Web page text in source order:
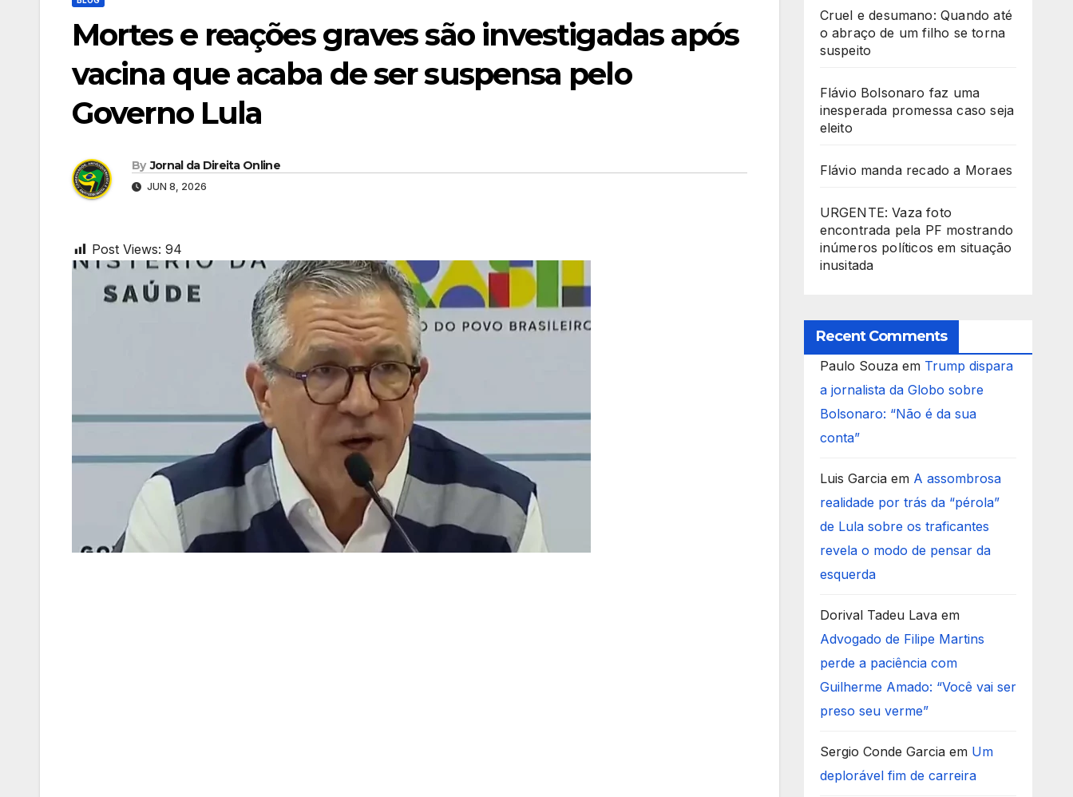
Mortes e reações graves são investigadas após
vacina que acaba de ser suspensa pelo
Governo Lula
By Jornal da Direita Online
JUN 8, 2026
Post Views: 94
Cruel e desumano: Quando até
o abraço de um filho se torna
suspeito
Flávio Bolsonaro faz uma
inesperada promessa caso seja
eleito
Flávio manda recado a Moraes
URGENTE: Vaza foto
encontrada pela PF mostrando
inúmeros políticos em situação
inusitada
Recent Comments
Paulo Souzaem Trump dispara
a jornalista da Globo sobre
Bolsonaro: “Não é da sua
conta”
Luis Garciaem A assombrosa
realidade por trás da “pérola”
de Lula sobre os traficantes
revela o modo de pensar da
esquerda
Dorival Tadeu Lavaem
Advogado de Filipe Martins
perde a paciência com
Guilherme Amado: “Você vai ser
preso seu verme”
Sergio Conde Garciaem Um
deplorável fim de carreira